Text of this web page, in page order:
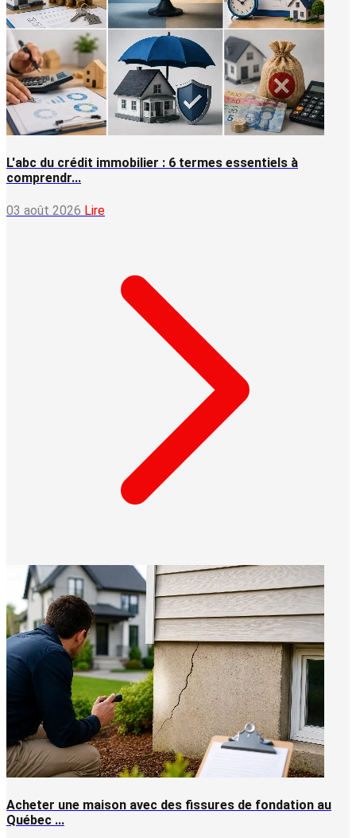
L'abc du crédit immobilier : 6 termes essentiels à
comprendr...
03 août 2026 Lire
Acheter une maison avec des fissures de fondation au
Québec ...